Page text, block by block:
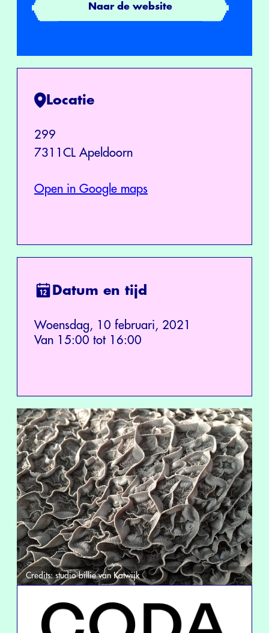
Naar de website
Locatie
299
7311CL Apeldoorn
Open in Google maps
Datum en tijd
Woensdag, 10 februari, 2021
Van 15:00 tot 16:00
Credits:studio billie van Katwijk